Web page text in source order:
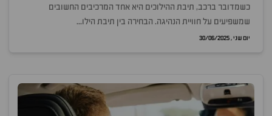
כשמדובר ברכב, תיבת ההילוכים היא אחד המרכיבים החשובים
שמשפיעים על חוויית הנהיגה. הבחירה בין תיבת הילו...
יום שני , 30/06/2025